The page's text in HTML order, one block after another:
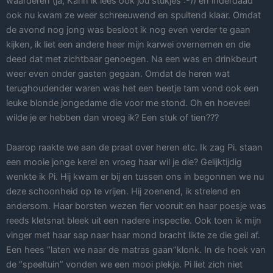
ook nu kwam ze weer schreeuwend en spuitend klaar. Omdat
de avond nog jong was besloot ik nog even verder te gaan
kijken, ik liet een andere heer mijn karwei overnemen en die
deed dat met zichtbaar genoegen. Na een was en drinkbeurt
weer even onder gasten gegaan. Omdat de heren wat
terughoudender waren was het een beetje tam vond ook een
leuke blonde jongedame die voor me stond. Oh en hoeveel
wilde je er hebben dan vroeg ik? Een stuk of tien???
Daarop raakte we aan de praat over heren etc. Ik zag Pi. staan
een mooie jonge kerel en vroeg haar wil je die? Gelijktijdig
wenkte ik Pi. Hij kwam er bij en tussen ons in begonnen we nu
deze schoonheid op te vrijen. Hij zoenend, ik strelend en
andersom. Haar borsten wezen fier vooruit en haar poesje was
reeds kletsnat bleek uit een nadere inspectie. Ook toen ik mijn
vinger met haar sap naar haar mond bracht likte ze die geil af.
Een hees “laten we naar de matras gaan”klonk. In de hoek van
de “speeltuin” vonden we een mooi plekje. Pi liet zich niet